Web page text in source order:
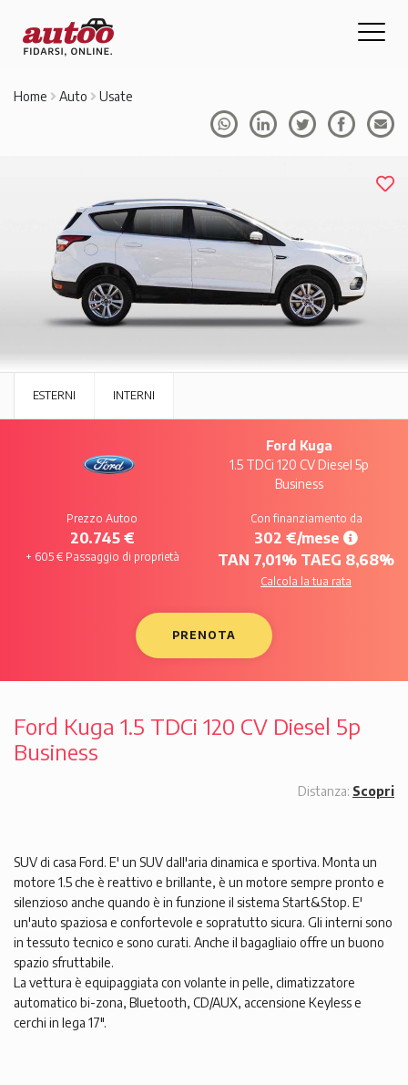
Home Auto Usate
ESTERNI INTERNI
Ford Kuga
1.5 TDCi 120 CV Diesel 5p
Business
Prezzo Autoo
20.745 €
+ 605 € Passaggio di proprietà
Con finanziamento da
302 €/mese
TAN 7,01% TAEG 8,68%
Calcola la tua rata
PRENOTA
Ford Kuga 1.5 TDCi 120 CV Diesel 5p
Business
Distanza: Scopri
SUV di casa Ford. E' un SUV dall'aria dinamica e sportiva. Monta un
motore 1.5 che è reattivo e brillante, è un motore sempre pronto e
silenzioso anche quando è in funzione il sistema Start&Stop. E'
un'auto spaziosa e confortevole e sopratutto sicura. Gli interni sono
in tessuto tecnico e sono curati. Anche il bagagliaio offre un buono
spazio sfruttabile.
La vettura è equipaggiata con volante in pelle, climatizzatore
automatico bi-zona, Bluetooth, CD/AUX, accensione Keyless e
cerchi in lega 17".